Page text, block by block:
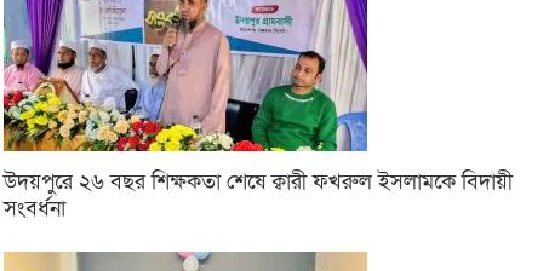
উদয়পুরে ২৬ বছর শিক্ষকতা শেষে ক্বারী ফখরুল ইসলামকে বিদায়ী
সংবর্ধনা